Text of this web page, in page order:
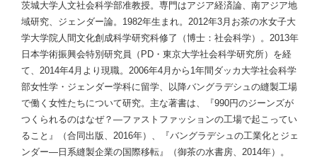
茨城大学人文社会科学部准教授。専門はアジア経済論、南アジア地
域研究、ジェンダー論。1982年生まれ。2012年3月お茶の水女子大
学大学院人間文化創成科学研究科修了（博士：社会科学）。2013年
日本学術振興会特別研究員（PD・東京大学社会科学研究所）を経
て、2014年4月より現職。2006年4月から1年間ダッカ大学社会科学
部女性学・ジェンダー学科に留学、以降バングラデシュの縫製工場
で働く女性たちについて研究。主な著書は、『990円のジーンズが
つくられるのはなぜ？―ファストファッションの工場で起こってい
ること』（合同出版、2016年）、『バングラデシュの工業化とジェ
ンダー―日系縫製企業の国際移転』（御茶の水書房、2014年）。